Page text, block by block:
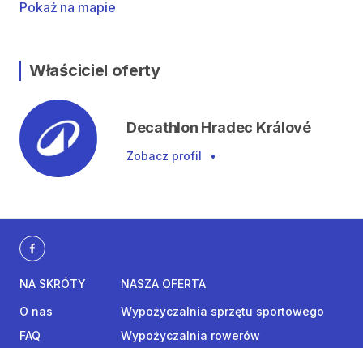
Pokaż na mapie
Właściciel oferty
Decathlon Hradec Králové
Zobacz profil •
NA SKRÓTY
O nas
FAQ
NASZA OFERTA
Wypożyczalnia sprzętu sportowego
Wypożyczalnia rowerów